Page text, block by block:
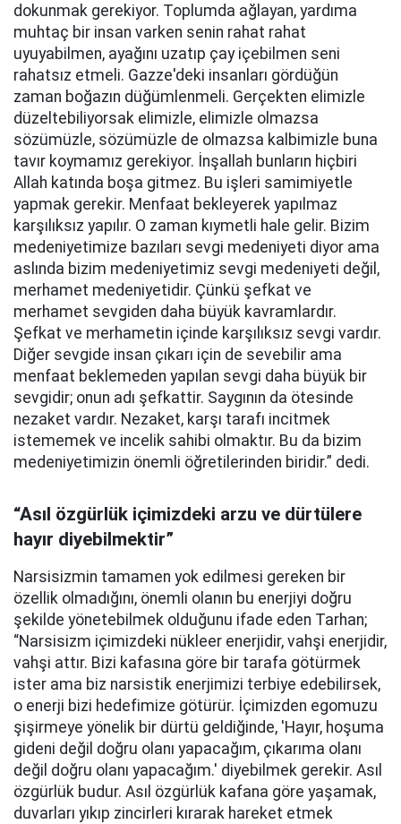
dokunmak gerekiyor. Toplumda ağlayan, yardıma
muhtaç bir insan varken senin rahat rahat
uyuyabilmen, ayağını uzatıp çay içebilmen seni
rahatsız etmeli. Gazze'deki insanları gördüğün
zaman boğazın düğümlenmeli. Gerçekten elimizle
düzeltebiliyorsak elimizle, elimizle olmazsa
sözümüzle, sözümüzle de olmazsa kalbimizle buna
tavır koymamız gerekiyor. İnşallah bunların hiçbiri
Allah katında boşa gitmez. Bu işleri samimiyetle
yapmak gerekir. Menfaat bekleyerek yapılmaz
karşılıksız yapılır. O zaman kıymetli hale gelir. Bizim
medeniyetimize bazıları sevgi medeniyeti diyor ama
aslında bizim medeniyetimiz sevgi medeniyeti değil,
merhamet medeniyetidir. Çünkü şefkat ve
merhamet sevgiden daha büyük kavramlardır.
Şefkat ve merhametin içinde karşılıksız sevgi vardır.
Diğer sevgide insan çıkarı için de sevebilir ama
menfaat beklemeden yapılan sevgi daha büyük bir
sevgidir; onun adı şefkattir. Saygının da ötesinde
nezaket vardır. Nezaket, karşı tarafı incitmek
istememek ve incelik sahibi olmaktır. Bu da bizim
medeniyetimizin önemli öğretilerinden biridir.” dedi.
“Asıl özgürlük içimizdeki arzu ve dürtülere
hayır diyebilmektir”
Narsisizmin tamamen yok edilmesi gereken bir
özellik olmadığını, önemli olanın bu enerjiyi doğru
şekilde yönetebilmek olduğunu ifade eden Tarhan;
“Narsisizm içimizdeki nükleer enerjidir, vahşi enerjidir,
vahşi attır. Bizi kafasına göre bir tarafa götürmek
ister ama biz narsistik enerjimizi terbiye edebilirsek,
o enerji bizi hedefimize götürür. İçimizden egomuzu
şişirmeye yönelik bir dürtü geldiğinde, 'Hayır, hoşuma
gideni değil doğru olanı yapacağım, çıkarıma olanı
değil doğru olanı yapacağım.' diyebilmek gerekir. Asıl
özgürlük budur. Asıl özgürlük kafana göre yaşamak,
duvarları yıkıp zincirleri kırarak hareket etmek